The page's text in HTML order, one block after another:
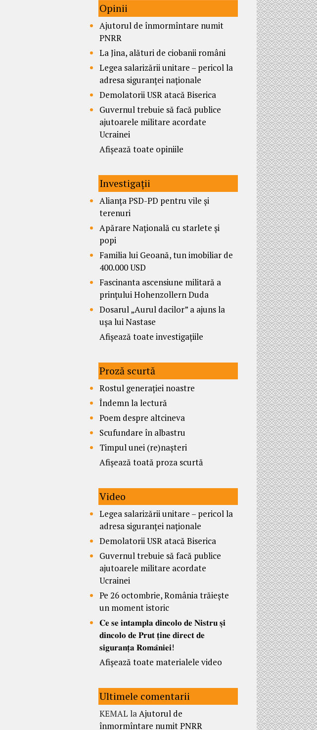
Opinii
Ajutorul de înmormîntare numit
PNRR
La Jina, alături de ciobanii români
Legea salarizării unitare – pericol la
adresa siguranței naționale
Demolatorii USR atacă Biserica
Guvernul trebuie să facă publice
ajutoarele militare acordate
Ucrainei
Afișează toate opiniile
Investigații
Alianța PSD-PD pentru vile și
terenuri
Apărare Națională cu starlete și
popi
Familia lui Geoană, tun imobiliar de
400.000 USD
Fascinanta ascensiune militară a
prințului Hohenzollern Duda
Dosarul „Aurul dacilor” a ajuns la
ușa lui Nastase
Afișează toate investigațiile
Proză scurtă
Rostul generației noastre
Îndemn la lectură
Poem despre altcineva
Scufundare în albastru
Timpul unei (re)nașteri
Afișează toată proza scurtă
Video
Legea salarizării unitare – pericol la
adresa siguranței naționale
Demolatorii USR atacă Biserica
Guvernul trebuie să facă publice
ajutoarele militare acordate
Ucrainei
Pe 26 octombrie, România trăiește
un moment istoric
𝐂𝐞 𝐬𝐞 𝐢𝐧𝐭𝐚𝐦𝐩𝐥𝐚 𝐝𝐢𝐧𝐜𝐨𝐥𝐨 𝐝𝐞 𝐍𝐢𝐬𝐭𝐫𝐮 𝐬̦𝐢
𝐝𝐢𝐧𝐜𝐨𝐥𝐨 𝐝𝐞 𝐏𝐫𝐮𝐭 𝐭̦𝐢𝐧𝐞 𝐝𝐢𝐫𝐞𝐜𝐭 𝐝𝐞
𝐬𝐢𝐠𝐮𝐫𝐚𝐧𝐭̦𝐚 𝐑𝐨𝐦𝐚̂𝐧𝐢𝐞𝐢!
Afișează toate materialele video
Ultimele comentarii
KEMAL laAjutorul de
înmormîntare numit PNRR